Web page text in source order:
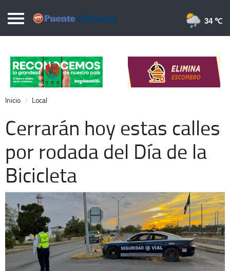
Puentelibre.mx
Local
Nacional
Opinión
Cronos
Economía
Espectáculos
Extra +
34 ℃
Inicio Local
Cerrarán hoy estas calles
por rodada del Día de la
Bicicleta